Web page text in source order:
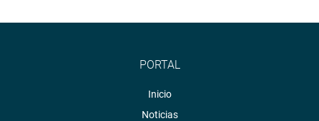
PORTAL
Inicio
Noticias